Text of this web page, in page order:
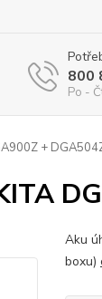
800
Po -
+
Aku
boxu)